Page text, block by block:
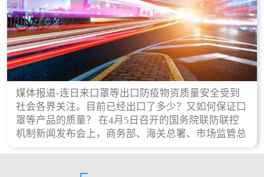
媒体报道-连日来口罩等出口防疫物资质量安全受到
社会各界关注。目前已经出口了多少？又如何保证口
罩等产品的质量？ 在4月5日召开的国务院联防联控
机制新闻发布会上，商务部、海关总署、市场监管总
局等部门进行了回应。